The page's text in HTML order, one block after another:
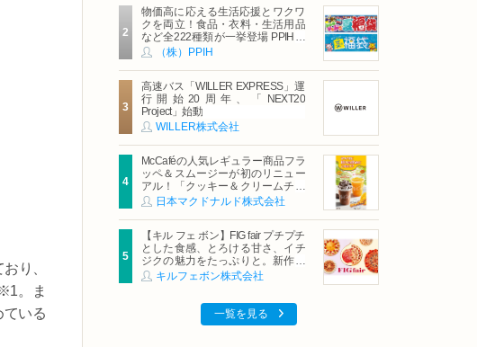
り、
。ま
いる
物価高に応える生活応援とワクワ
クを両立！食品・衣料・生活用品
など全222種類が一挙登場 PPIHグ
ループ「夏福袋」＆セール 8月6日
(木)より順次スタート
（株）PPIH
高速バス「WILLER EXPRESS」運
行開始20周年、「NEXT20
Project」始動
WILLER株式会社
McCaféの人気レギュラー商品フラ
ッペ＆スムージーが初のリニュー
アル！「クッキー＆クリームチョ
コフラッペ」「マンゴースムージ
ー」8月5日（水）から販売開始
日本マクドナルド株式会社
【キル フェ ボン】FIG fair プチプチ
とした食感、とろける甘さ、イチ
ジクの魅力をたっぷりと。新作を
含め、イチジク尽くしの全4種が登
場8月20日（木）スタート
キルフェボン株式会社
一覧を見る